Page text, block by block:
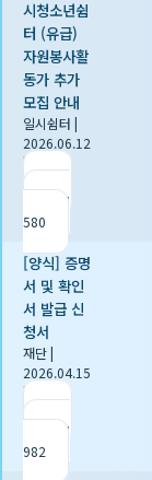
시청소년쉼
터 (유급)
자원봉사활
동가 추가
모집 안내
일시쉼터 |
2026.06.12
|
조회
580
[양식] 증명
서 및 확인
서 발급 신
청서
재단|
2026.04.15
|
조회
982